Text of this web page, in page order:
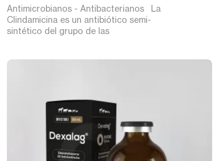
Antimicrobianos - Antibacterianos La
Clindamicina es un antibiótico semi-
sintético del grupo de las